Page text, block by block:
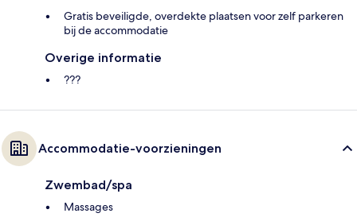
Gratis beveiligde, overdekte plaatsen voor zelf parkeren
bij de accommodatie
Overige informatie
???
Accommodatie-voorzieningen
Zwembad/spa
Massages